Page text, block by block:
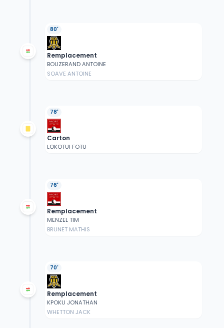
80'
Remplacement
BOUZERAND ANTOINE
SOAVE ANTOINE
78'
Carton
LOKOTUI FOTU
76'
Remplacement
MENZEL TIM
BRUNET MATHIS
70'
Remplacement
KPOKU JONATHAN
WHETTON JACK